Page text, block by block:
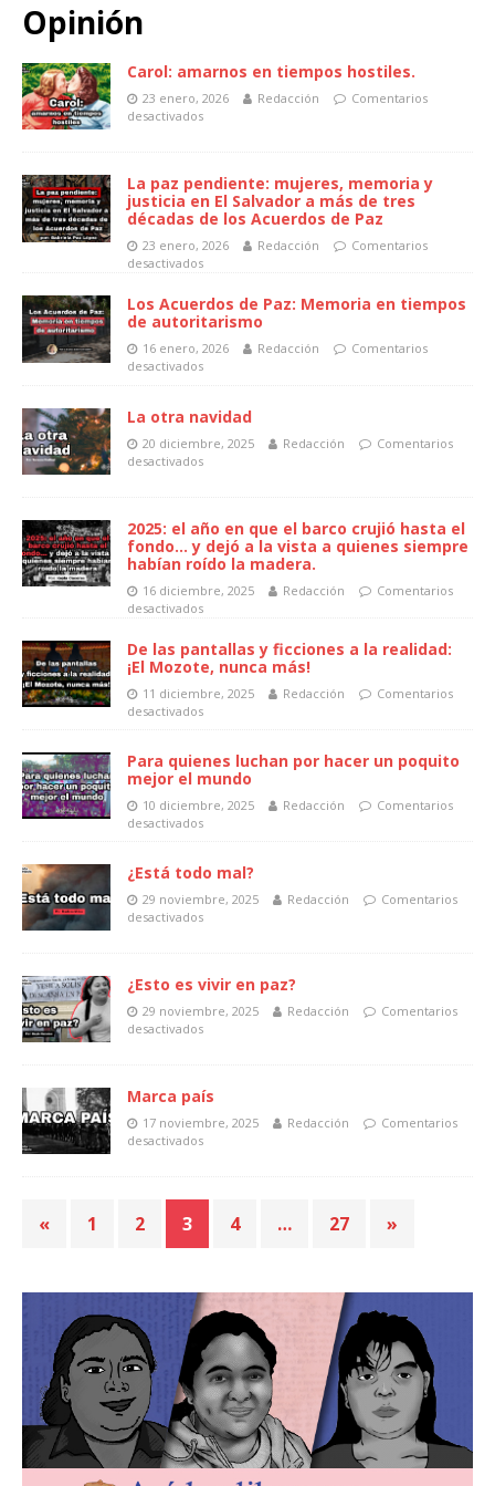
Opinión
Carol: amarnos en tiempos hostiles.
23 enero, 2026 Redacción
Comentarios
desactivados
La paz pendiente: mujeres, memoria y
justicia en El Salvador a más de tres
décadas de los Acuerdos de Paz
23 enero, 2026 Redacción
Comentarios
desactivados
Los Acuerdos de Paz: Memoria en tiempos
de autoritarismo
16 enero, 2026 Redacción
Comentarios
desactivados
La otra navidad
20 diciembre, 2025 Redacción
Comentarios
desactivados
2025: el año en que el barco crujió hasta el
fondo… y dejó a la vista a quienes siempre
habían roído la madera.
16 diciembre, 2025 Redacción
Comentarios
desactivados
De las pantallas y ficciones a la realidad:
¡El Mozote, nunca más!
11 diciembre, 2025 Redacción
Comentarios
desactivados
Para quienes luchan por hacer un poquito
mejor el mundo
10 diciembre, 2025 Redacción
Comentarios
desactivados
¿Está todo mal?
29 noviembre, 2025 Redacción
Comentarios
desactivados
¿Esto es vivir en paz?
29 noviembre, 2025 Redacción
Comentarios
desactivados
Marca país
17 noviembre, 2025 Redacción
Comentarios
desactivados
« 1 2 3 4 … 27 »